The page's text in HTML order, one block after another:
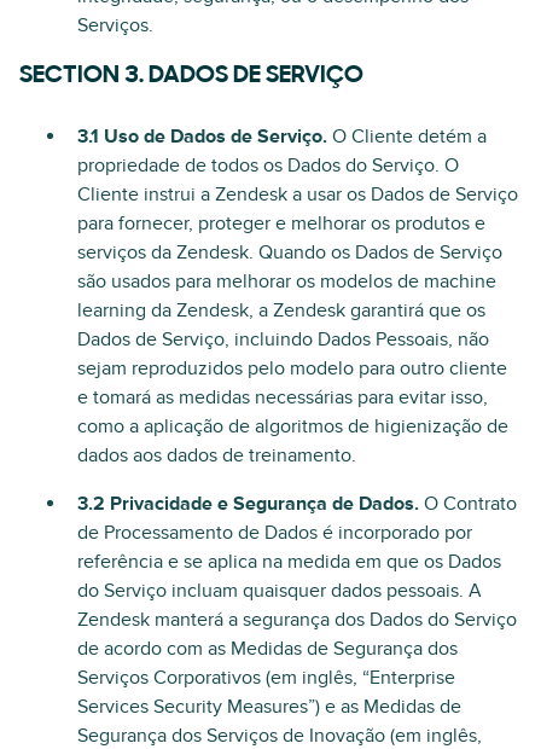
Serviços.
SECTION 3. DADOS DE SERVIÇO
3.1 Uso de Dados de Serviço. O Cliente detém a
propriedade de todos os Dados do Serviço. O
Cliente instrui a Zendesk a usar os Dados de Serviço
para fornecer, proteger e melhorar os produtos e
serviços da Zendesk. Quando os Dados de Serviço
são usados para melhorar os modelos de machine
learning da Zendesk, a Zendesk garantirá que os
Dados de Serviço, incluindo Dados Pessoais, não
sejam reproduzidos pelo modelo para outro cliente
e tomará as medidas necessárias para evitar isso,
como a aplicação de algoritmos de higienização de
dados aos dados de treinamento.
3.2 Privacidade e Segurança de Dados. O Contrato
de Processamento de Dados é incorporado por
referência e se aplica na medida em que os Dados
do Serviço incluam quaisquer dados pessoais. A
Zendesk manterá a segurança dos Dados do Serviço
de acordo com as Medidas de Segurança dos
Serviços Corporativos (em inglês, “Enterprise
Services Security Measures”) e as Medidas de
Segurança dos Serviços de Inovação (em inglês,